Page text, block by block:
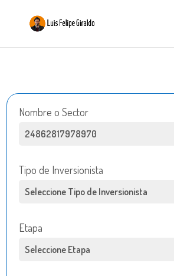
Nombre o Sector
Tipo de Inversionista
Etapa